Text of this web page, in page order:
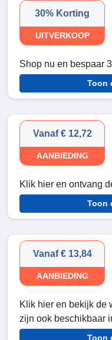
30% Korting
UITVERKOOP
Shop nu en bespaar
Toon
Vanaf € 12,72
AANBIEDING
Klik hier en ontvang
Toon
Vanaf € 13,84
AANBIEDING
Klik hier en bekijk de
zijn ook beschikbaar
Toon